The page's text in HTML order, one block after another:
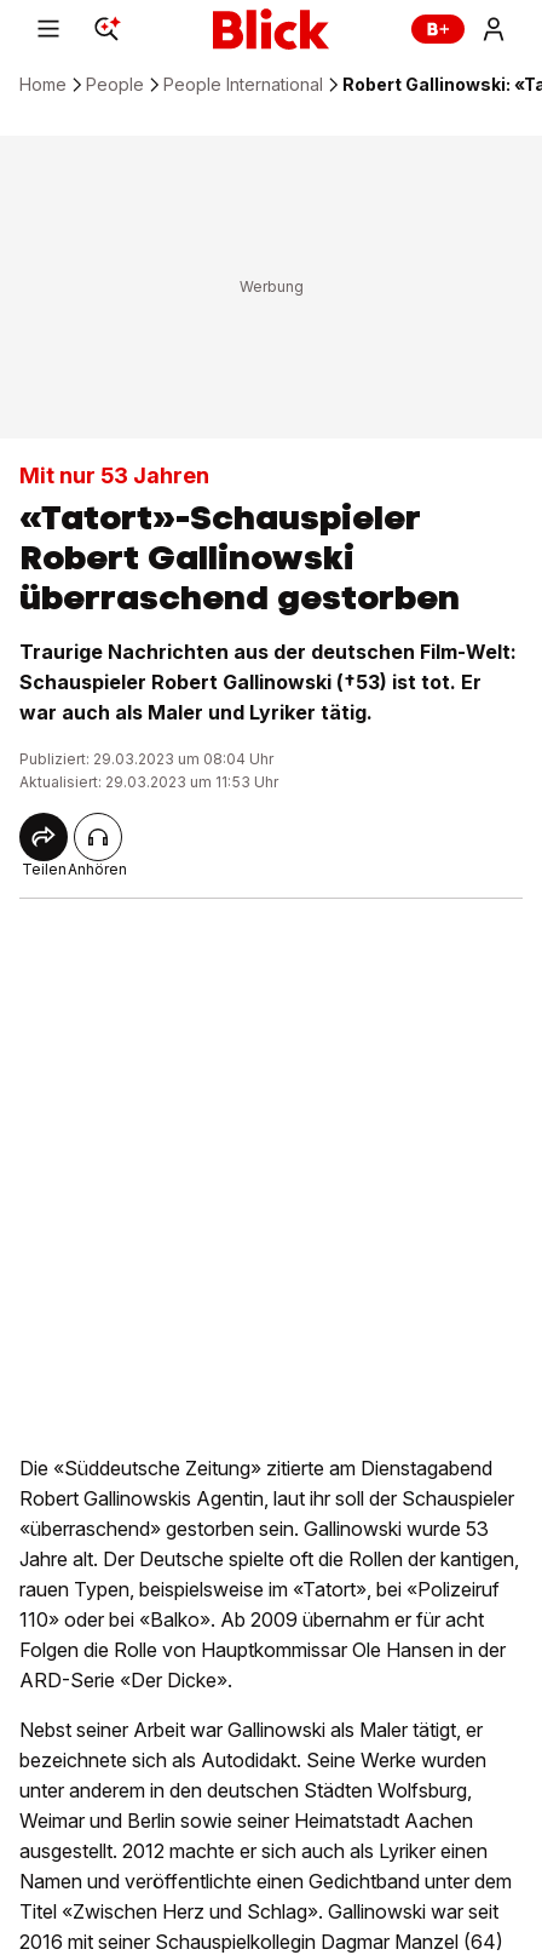
Home People People International Robert Gallinowski:
Mit nur 53 Jahren
«Tatort»-Schauspieler
Robert Gallinowski
überraschend gestorben
Traurige Nachrichten aus der deutschen Film-Welt:
Schauspieler Robert Gallinowski (†53) ist tot. Er
war auch als Maler und Lyriker tätig.
Publiziert: 29.03.2023 um 08:04 Uhr
Aktualisiert: 29.03.2023 um 11:53 Uhr
TeilenAnhören
Die «Süddeutsche Zeitung» zitierte am Dienstagabend
Robert Gallinowskis Agentin, laut ihr soll der Schauspieler
«überraschend» gestorben sein. Gallinowski wurde 53
Jahre alt. Der Deutsche spielte oft die Rollen der kantigen,
rauen Typen, beispielsweise im «Tatort», bei «Polizeiruf
110» oder bei «Balko». Ab 2009 übernahm er für acht
Folgen die Rolle von Hauptkommissar Ole Hansen in der
ARD-Serie «Der Dicke».
Nebst seiner Arbeit war Gallinowski als Maler tätigt, er
bezeichnete sich als Autodidakt. Seine Werke wurden
unter anderem in den deutschen Städten Wolfsburg,
Weimar und Berlin sowie seiner Heimatstadt Aachen
ausgestellt. 2012 machte er sich auch als Lyriker einen
Namen und veröffentlichte einen Gedichtband unter dem
Titel «Zwischen Herz und Schlag». Gallinowski war seit
2016 mit seiner Schauspielkollegin Dagmar Manzel (64)